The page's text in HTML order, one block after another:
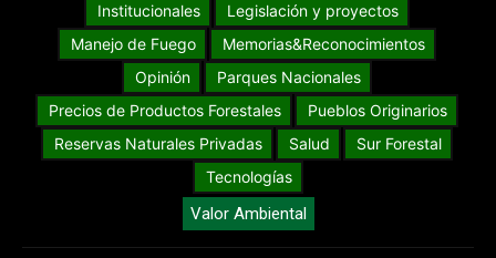
Institucionales
Legislación y proyectos
Manejo de Fuego
Memorias&Reconocimientos
Opinión
Parques Nacionales
Precios de Productos Forestales
Pueblos Originarios
Reservas Naturales Privadas
Salud
Sur Forestal
Tecnologías
Valor Ambiental